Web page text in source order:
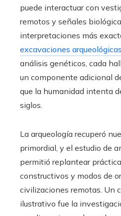
puede interactuar con
remotos y señales
interpretaciones más
excavaciones arqueológicas
análisis genéticos, cada
un componente adicional
que la humanidad intenta
siglos.
La arqueología recuperó
primordial, y el estudio de
permitió replantear
constructivos y modos de
civilizaciones remotas. Un
ilustrativo fue la